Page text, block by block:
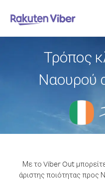
Τρόπος
Ναουρού
Με το Viber Out
άριστης ποιότητας προς